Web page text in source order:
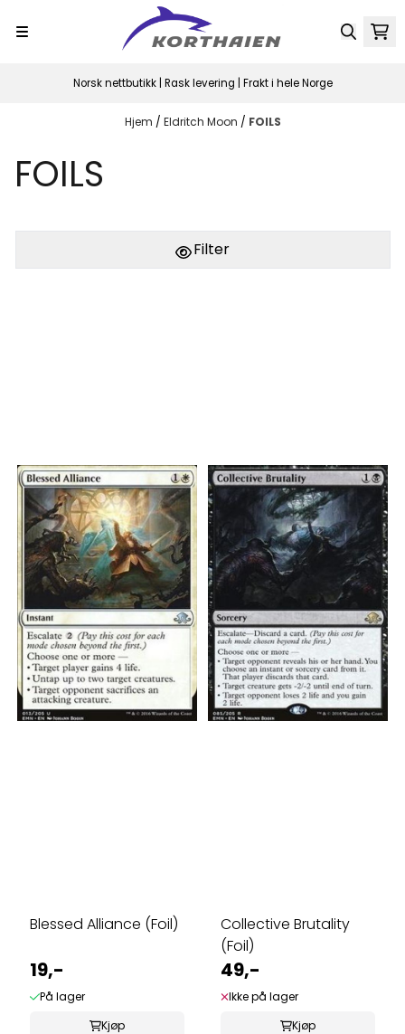
Norsk nettbutikk | Rask levering | Frakt i hele Norge
Hjem / Eldritch Moon / FOILS
FOILS
Filter
Blessed Alliance (Foil)
19,-
På lager
Kjøp
Collective Brutality
(Foil)
49,-
Ikke på lager
Kjøp